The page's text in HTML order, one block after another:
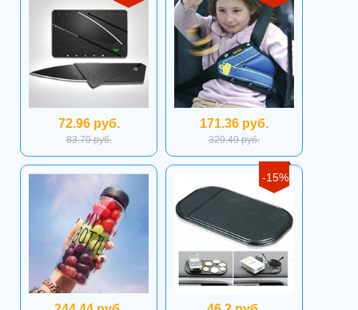
72.96 руб.
83.79 руб.
171.36 руб.
329.49 руб.
-15%